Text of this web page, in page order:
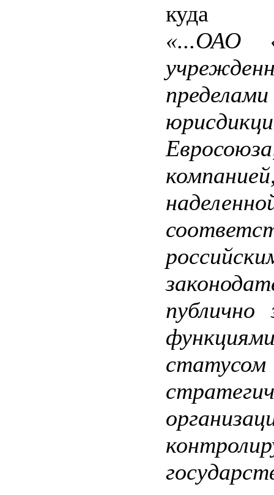
куда
«...ОАО
пределами
публично
статусом